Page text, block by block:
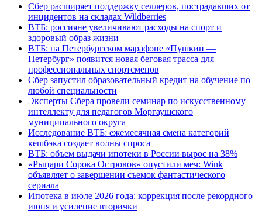
Сбер расширяет поддержку селлеров, пострадавших от
инцидентов на складах Wildberries
ВТБ: россияне увеличивают расходы на спорт и
здоровый образ жизни
ВТБ: на Петербургском марафоне «Пушкин —
Петербург» появится новая беговая трасса для
профессиональных спортсменов
Сбер запустил образовательный кредит на обучение по
любой специальности
Эксперты Сбера провели семинар по искусственному
интеллекту для педагогов Моргаушского
муниципального округа
Исследование ВТБ: ежемесячная смена категорий
кешбэка создает волны спроса
ВТБ: объем выдачи ипотеки в России вырос на 38%
«Рыцари Сорока Островов» опустили меч: Wink
объявляет о завершении съемок фантастического
сериала
Ипотека в июле 2026 года: коррекция после рекордного
июня и усиление вторички